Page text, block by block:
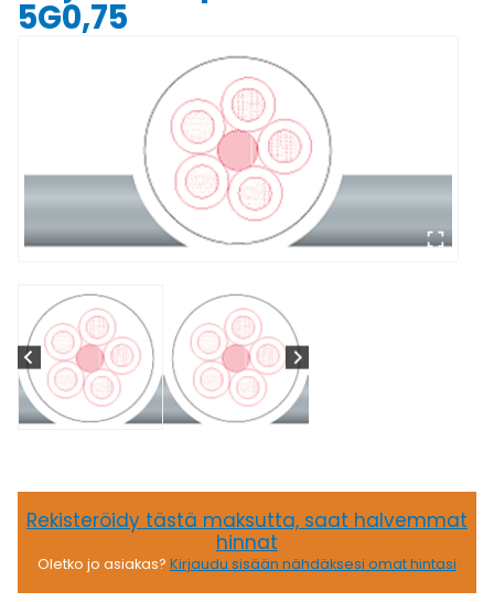
5G0,75
Rekisteröidy tästä maksutta, saat halvemmat
hinnat
Oletko jo asiakas? Kirjaudu sisään nähdäksesi omat hintasi